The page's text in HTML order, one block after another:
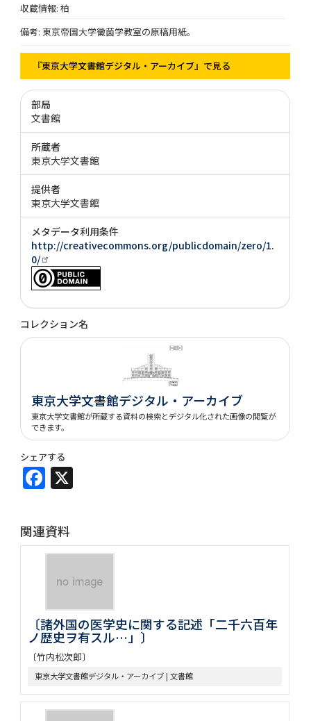
収蔵情報: 柏
備考: 東京帝国大学黴菌学教室の原稿用紙。
『東京大学文書館デジタル・アーカイブ』で見る
部局
文書館
所蔵者
東京大学文書館
提供者
東京大学文書館
メタデータ利用条件
http://creativecommons.org/publicdomain/zero/1.
0/
コレクション名
東京大学文書館デジタル・アーカイブ
東京大学文書館が所蔵する資料の検索とデジタル化された画像の閲覧が
できます。
シェアする
Facebook
関連資料
〔諸外国の医学史に関する記述「二千六百年
ノ歴史ヲ有スル…」〕
〔竹内松次郎〕
東京大学文書館デジタル・アーカイブ | 文書館